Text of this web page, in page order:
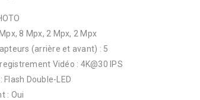
8 Mpx, 2 Mpx, 2 Mpx
(arrière et avant) : 5
Vidéo : 4K@30 IPS
Flash Double-LED
: Oui